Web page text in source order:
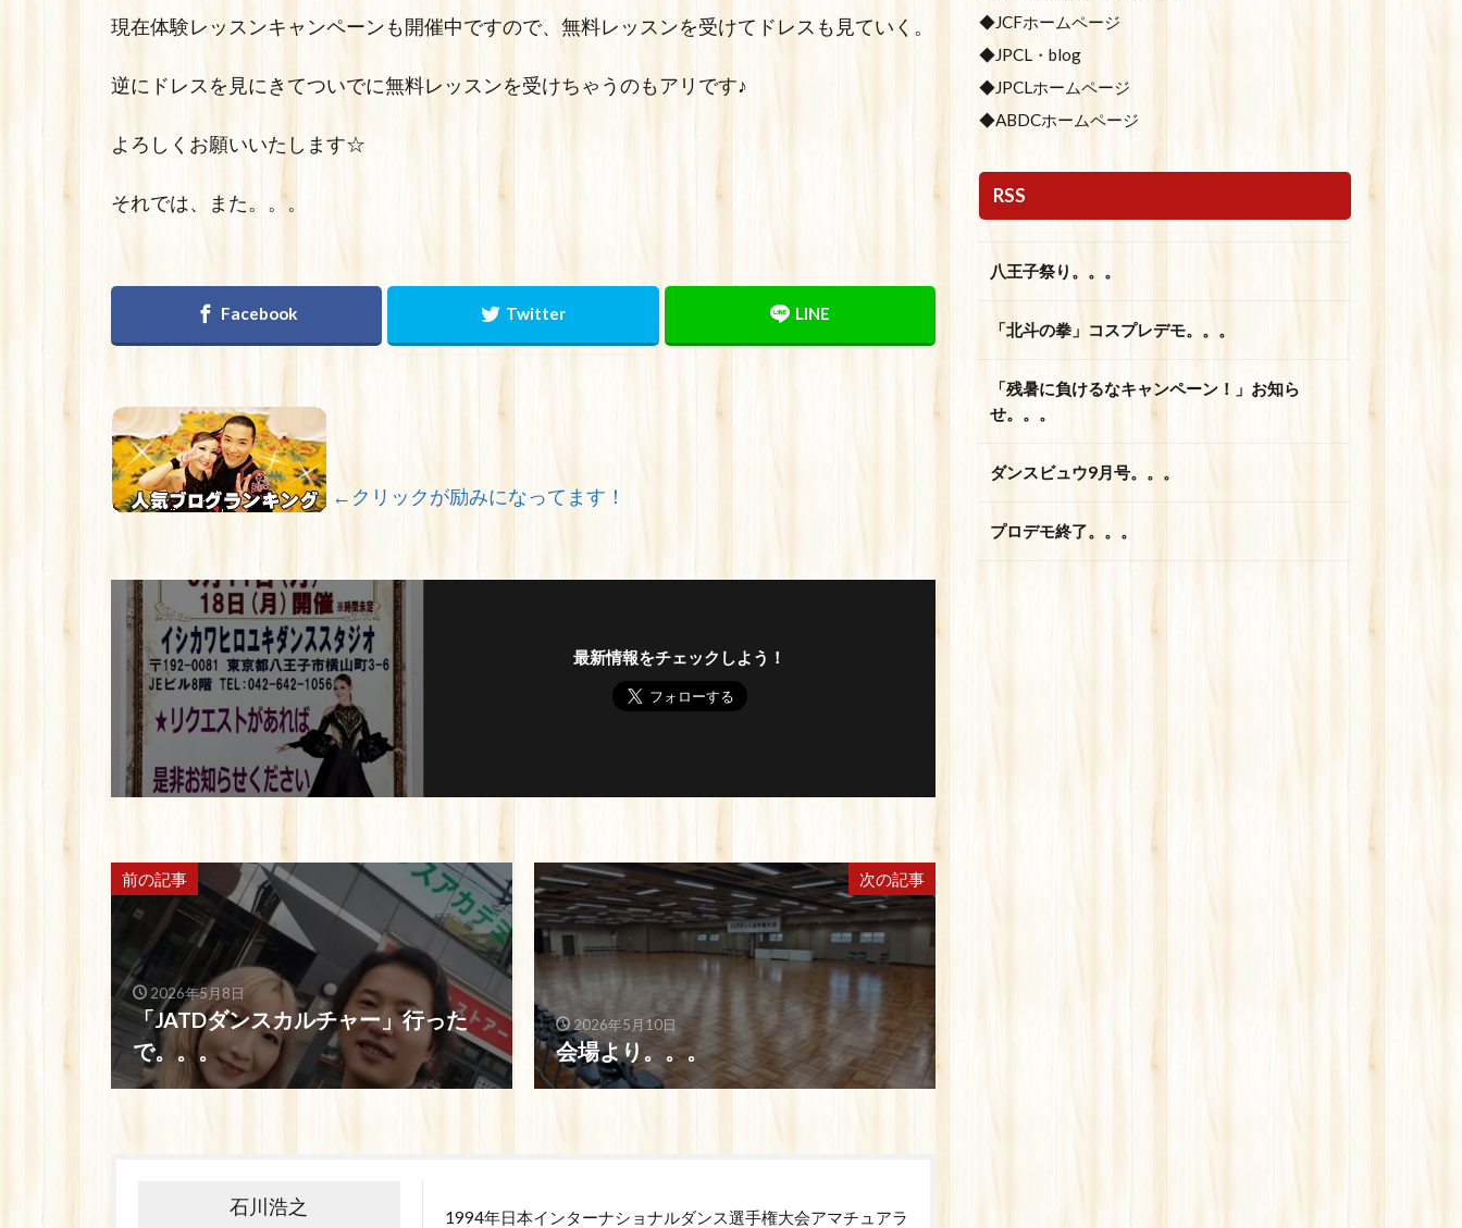
現在体験レッスンキャンペーンも開催中ですので、無料レッスンを受けてドレスも見ていく。
逆にドレスを見にきてついでに無料レッスンを受けちゃうのもアリです♪
よろしくお願いいたします☆
それでは、また。。。
←クリックが励みになってます！
最新情報をチェックしよう！
前の記事
2026年5月8日
「JATDダンスカルチャー」行った
で。。。
次の記事
2026年5月10日
会場より。。。
石川浩之 1994年日本インターナショナルダンス選手権大会アマチュアラ
◆JCFホームページ
◆JPCL・blog
◆JPCLホームページ
◆ABDCホームページ
RSS
八王子祭り。。。
「北斗の拳」コスプレデモ。。。
「残暑に負けるなキャンペーン！」お知ら
せ。。。
ダンスビュウ9月号。。。
プロデモ終了。。。